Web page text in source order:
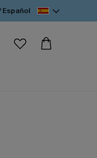
Español